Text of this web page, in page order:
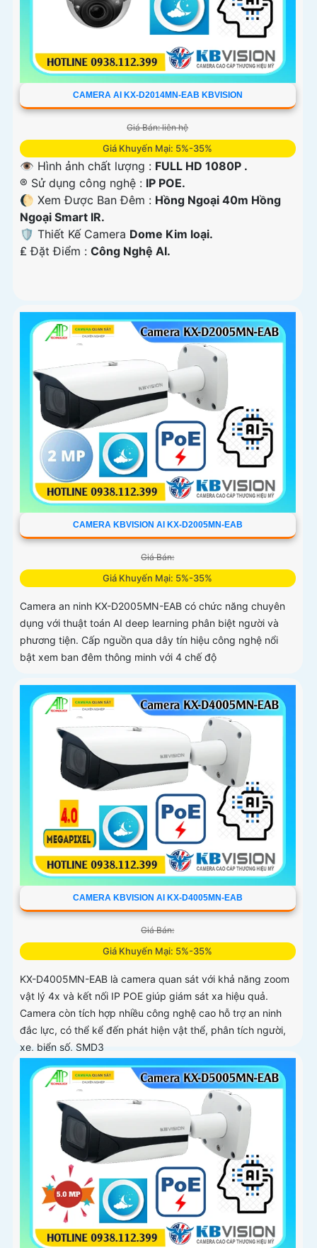
CAMERA AI KX-D2014MN-EAB KBVISION
Giá Bán: liên hệ
Giá Khuyến Mại: 5%-35%
👁 Hình ảnh chất lượng : FULL HD 1080P .
®️ Sử dụng công nghệ : IP POE.
🌔 Xem Được Ban Đêm : Hồng Ngoại 40m Hồng
Ngoại Smart IR.
🛡 Thiết Kế Camera Dome Kim loại.
️₤ Đặt Điểm : Công Nghệ AI.
CAMERA KBVISION AI KX-D2005MN-EAB
Giá Bán:
Giá Khuyến Mại: 5%-35%
Camera an ninh KX-D2005MN-EAB có chức năng chuyên
dụng với thuật toán AI deep learning phân biệt người và
phương tiện. Cấp nguồn qua dây tín hiệu công nghệ nổi
bật xem ban đêm thông minh với 4 chế độ
CAMERA KBVISION AI KX-D4005MN-EAB
Giá Bán:
Giá Khuyến Mại: 5%-35%
KX-D4005MN-EAB là camera quan sát với khả năng zoom
vật lý 4x và kết nối IP POE giúp giám sát xa hiệu quả.
Camera còn tích hợp nhiều công nghệ cao hỗ trợ an ninh
đắc lực, có thể kể đến phát hiện vật thể, phân tích người,
xe, biển số, SMD3